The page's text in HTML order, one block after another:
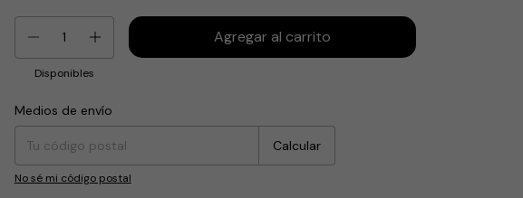
Disponibles
Entregas para el CP:
Medios de envío
Calcular
No sé mi código postal